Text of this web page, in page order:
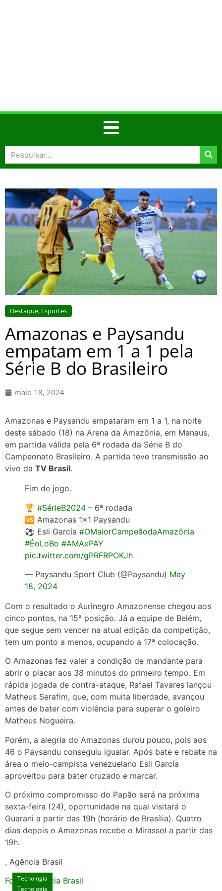
Destaque, Esportes
Amazonas e Paysandu
empatam em 1 a 1 pela
Série B do Brasileiro
maio 18, 2024
Amazonas e Paysandu empataram em 1 a 1, na noite
deste sábado (18) na Arena da Amazônia, em Manaus,
em partida válida pela 6ª rodada da Série B do
Campeonato Brasileiro. A partida teve transmissão ao
vivo da TV Brasil.
Fim de jogo.
🏆 #SérieB2024 – 6ª rodada
🆚 Amazonas 1×1 Paysandu
⚽️ Esli García #OMaiorCampeãodaAmazônia
#ÉoLoBo #AMAxPAY
pic.twitter.com/gPRFRPOKJh
— Paysandu Sport Club (@Paysandu) May
18, 2024
Com o resultado o Aurinegro Amazonense chegou aos
cinco pontos, na 15ª posição. Já a equipe de Belém,
que segue sem vencer na atual edição da competição,
tem um ponto a menos, ocupando a 17ª colocação.
O Amazonas fez valer a condição de mandante para
abrir o placar aos 38 minutos do primeiro tempo. Em
rápida jogada de contra-ataque, Rafael Tavares lançou
Matheus Serafim, que, com muita liberdade, avançou
antes de bater com violência para superar o goleiro
Matheus Nogueira.
Porém, a alegria do Amazonas durou pouco, pois aos
46 o Paysandu conseguiu igualar. Após bate e rebate na
área o meio-campista venezuelano Esli García
aproveitou para bater cruzado e marcar.
O próximo compromisso do Papão será na próxima
sexta-feira (24), oportunidade na qual visitará o
Guarani a partir das 19h (horário de Brasília). Quatro
dias depois o Amazonas recebe o Mirassol a partir das
19h.
, Agência Brasil
Fonte: Agencia Brasil
Tecnologia
Tecnologia